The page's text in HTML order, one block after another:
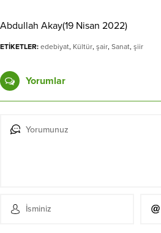
Abdullah Akay(19 Nisan 2022)
ETİKETLER: edebiyat, Kültür, şair, Sanat, şiir
Yorumlar